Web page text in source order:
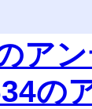
ア
の